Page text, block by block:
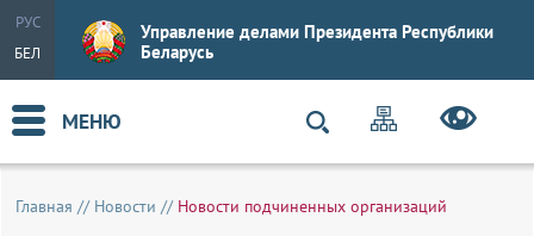
РУС
БЕЛ
Управление делами Президента Республики
Беларусь
МЕНЮ
Главная // Новости // Новости подчиненных организаций